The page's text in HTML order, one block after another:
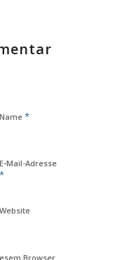
Name *
E-Mail-Adresse
*
Website
Browser